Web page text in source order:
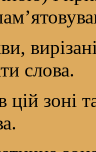
слова.
цій зоні